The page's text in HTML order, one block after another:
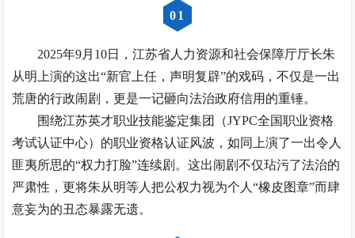
01
2025年9月10日，江苏省人力资源和社会保障厅厅长朱
从明上演的这出“新官上任，声明复辟”的戏码，不仅是一出
荒唐的行政闹剧，更是一记砸向法治政府信用的重锤。
围绕江苏英才职业技能鉴定集团（JYPC全国职业资格
考试认证中心）的职业资格认证风波，如同上演了一出令人
匪夷所思的“权力打脸”连续剧。这出闹剧不仅玷污了法治的
严肃性，更将朱从明等人把公权力视为个人“橡皮图章”而肆
意妄为的丑态暴露无遗。